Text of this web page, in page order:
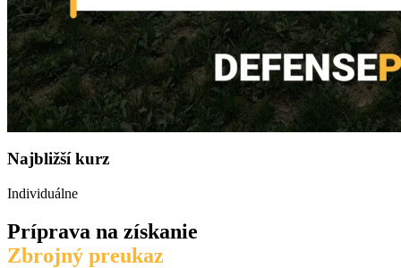
Najbližší kurz
Individuálne
Príprava na získanie
Zbrojný preukaz